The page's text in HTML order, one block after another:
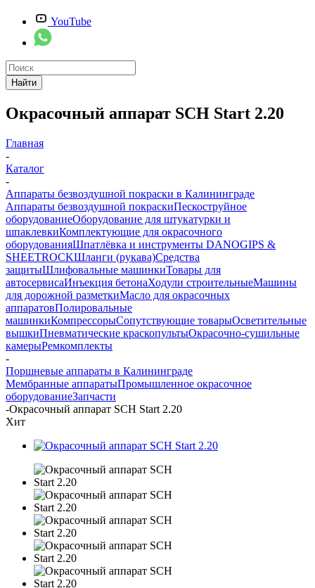
YouTube
Найти
Окрасочный аппарат SCH Start 2.20
Главная
-
Каталог
-
Аппараты безвоздушной покраски в Калининграде
Аппараты безвоздушной покраскиПескоструйное
оборудованиеОборудование для штукатурки и
шпаклевкиКомплектующие для окрасочного
оборудованияШпатлёвка и инструменты DANOGIPS &
SHEETROCKШланги (рукава)Средства
защитыШлифовальные машинкиТовары для
автосервисаИнъекция бетонаХодули строительныеМашины
для дорожной разметкиМасло для окрасочных
аппаратовПолировальные
машинкиКомпрессорыСопутствующие товарыОсветительные
вышкиПневматические краскопультыОкрасочно-сушильные
камерыРемкомплекты
-
Поршневые аппараты в Калининграде
Мембранные аппаратыПромышленное окрасочное
оборудованиеЗапчасти
-Окрасочный аппарат SCH Start 2.20
Хит